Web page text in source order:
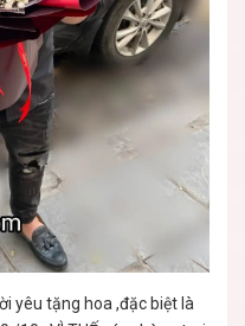
yêu tặng hoa ,đặc biệt là